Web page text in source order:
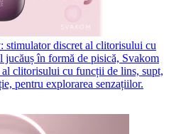
stimulator discret al clitorisului cu
jucăuș în formă de pisică, Svakom
clitorisului cu funcții de lins, supt,
pentru explorarea senzațiilor.